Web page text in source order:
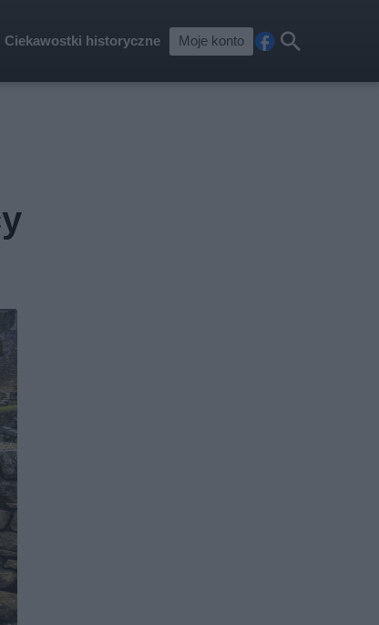
Ciekawostki historyczne Moje konto
cebkaj